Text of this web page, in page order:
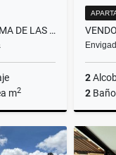
RENTA APARTAMENTO LOMA DE LAS BRUJAS
m2
Alquiler
2
2